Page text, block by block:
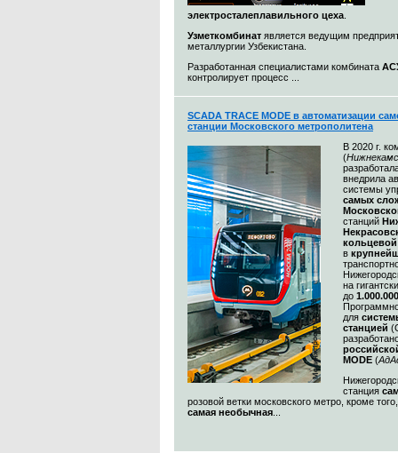
электросталеплавильного цеха
Узметкомбинат является ведущим
металлургии Узбекистана.
Разработанная специалистами комбината
контролирует процесс ...
SCADA TRACE MODE в автоматизации
станции Московского метрополитена
В 2020 г.
(
внедрила
системы
самых
станций
в
на
до
для
станцией
MODE (
станция
розовой ветки московского метро, кроме
самая необычная